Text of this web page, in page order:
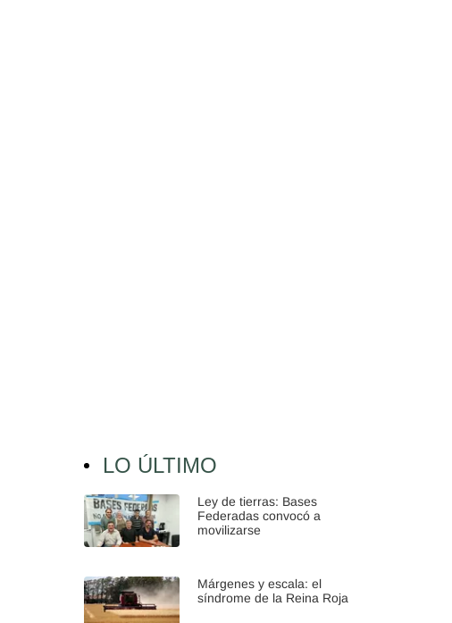
LO ÚLTIMO
Ley de tierras: Bases
Federadas convocó a
movilizarse
Márgenes y escala: el
síndrome de la Reina Roja